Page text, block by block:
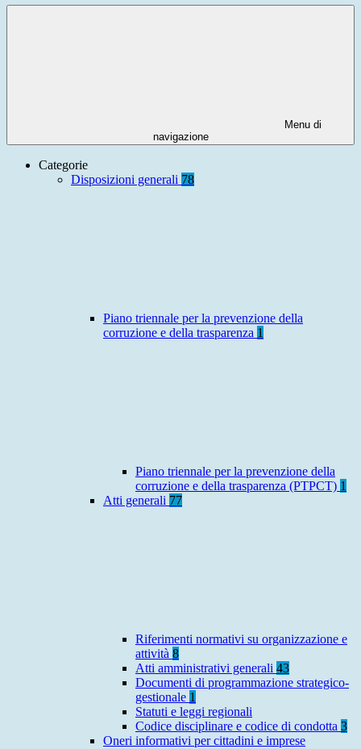
Menu di
navigazione
Categorie
Disposizioni generali 78
Piano triennale per la prevenzione della
corruzione e della trasparenza 1
Piano triennale per la prevenzione della
corruzione e della trasparenza (PTPCT) 1
Atti generali 77
Riferimenti normativi su organizzazione e
attività 8
Atti amministrativi generali 43
Documenti di programmazione strategico-
gestionale 1
Statuti e leggi regionali
Codice disciplinare e codice di condotta 3
Oneri informativi per cittadini e imprese